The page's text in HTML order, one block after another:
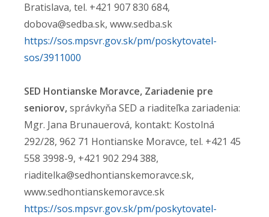
Bratislava, tel. +421 907 830 684,
dobova@sedba.sk, www.sedba.sk
https://sos.mpsvr.gov.sk/pm/poskytovatel-
sos/3911000
SED Hontianske Moravce, Zariadenie pre
seniorov,správkyňa SED a riaditeľka zariadenia:
Mgr. Jana Brunauerová, kontakt: Kostolná
292/28, 962 71 Hontianske Moravce, tel. +421 45
558 3998-9, +421 902 294 388,
riaditelka@sedhontianskemoravce.sk,
www.sedhontianskemoravce.sk
https://sos.mpsvr.gov.sk/pm/poskytovatel-